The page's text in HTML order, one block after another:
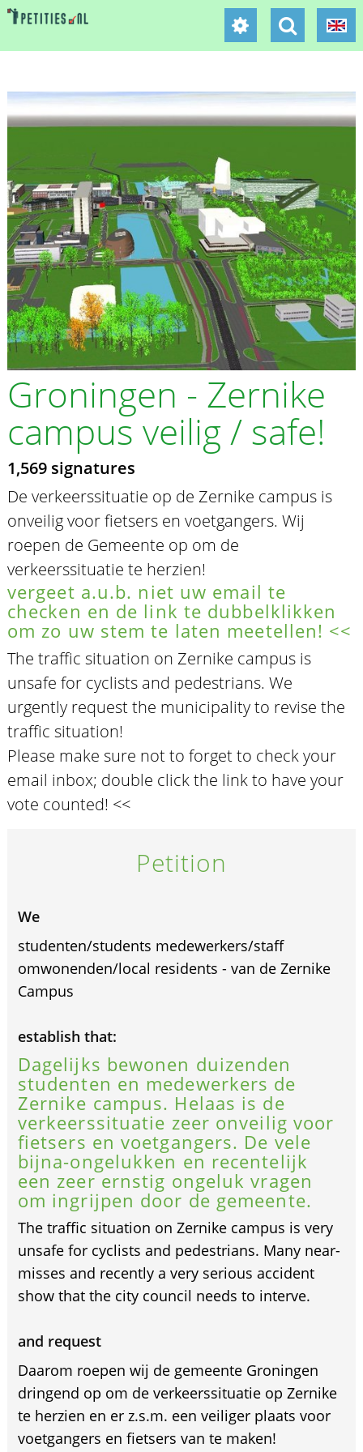
Groningen - Zernike
campus veilig / safe!
1,569 signatures
De verkeerssituatie op de Zernike campus is
onveilig voor fietsers en voetgangers. Wij
roepen de Gemeente op om de
verkeerssituatie te herzien!
vergeet a.u.b. niet uw email te
checken en de link te dubbelklikken
om zo uw stem te laten meetellen! <<
The traffic situation on Zernike campus is
unsafe for cyclists and pedestrians. We
urgently request the municipality to revise the
traffic situation!
Please make sure not to forget to check your
email inbox; double click the link to have your
vote counted! <<
Petition
We
studenten/students medewerkers/staff
omwonenden/local residents - van de Zernike
Campus
establish that:
Dagelijks bewonen duizenden
studenten en medewerkers de
Zernike campus. Helaas is de
verkeerssituatie zeer onveilig voor
fietsers en voetgangers. De vele
bijna-ongelukken en recentelijk
een zeer ernstig ongeluk vragen
om ingrijpen door de gemeente.
The traffic situation on Zernike campus is very
unsafe for cyclists and pedestrians. Many near-
misses and recently a very serious accident
show that the city council needs to interve.
and request
Daarom roepen wij de gemeente Groningen
dringend op om de verkeerssituatie op Zernike
te herzien en er z.s.m. een veiliger plaats voor
voetgangers en fietsers van te maken!